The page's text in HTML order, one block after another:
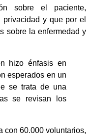
sobre el paciente,
y que por el
sobre la enfermedad y
hizo énfasis en
esperados en un
se trata de una
se revisan los
con 60.000 voluntarios,